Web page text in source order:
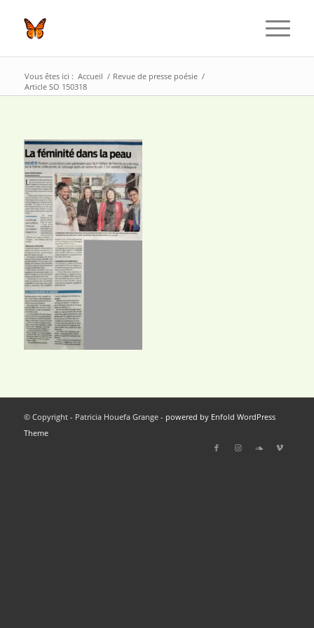
Vous êtes ici : Accueil / Revue de presse poésie /
Article SO 150318
© Copyright - Patricia Houefa Grange - powered by Enfold WordPress
Theme